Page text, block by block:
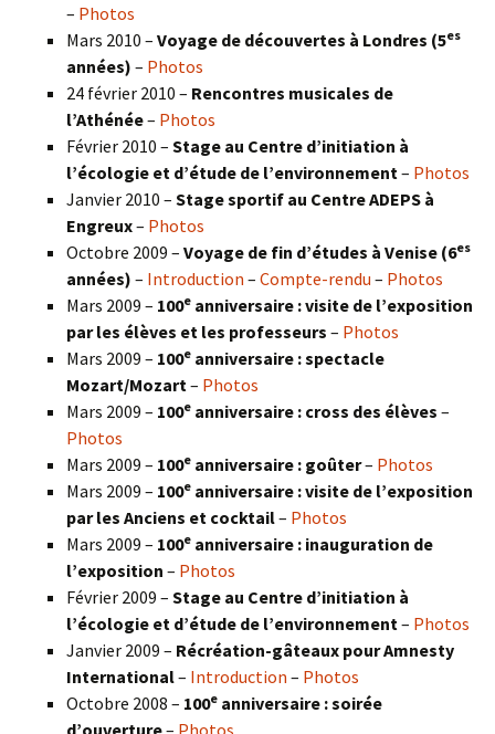
– Photos
Mars 2010 – Voyage de découvertes à Londres (5es
années) – Photos
24 février 2010 – Rencontres musicales de
l’Athénée– Photos
Février 2010 – Stage au Centre d’initiation à
l’écologie et d’étude de l’environnement – Photos
Janvier 2010 – Stage sportif au Centre ADEPS à
Engreux– Photos
Octobre 2009 – Voyage de fin d’études à Venise (6es
années) – Introduction – Compte-rendu – Photos
Mars 2009 – 100e anniversaire : visite de l’exposition
par les élèves et les professeurs – Photos
Mars 2009 – 100e anniversaire : spectacle
Mozart/Mozart – Photos
Mars 2009 – 100e anniversaire : cross des élèves –
Photos
Mars 2009 – 100e anniversaire : goûter– Photos
Mars 2009 – 100e anniversaire : visite de l’exposition
par les Anciens et cocktail– Photos
Mars 2009 – 100e anniversaire : inauguration de
l’exposition – Photos
Février 2009 – Stage au Centre d’initiation à
l’écologie et d’étude de l’environnement – Photos
Janvier 2009 – Récréation-gâteaux pour Amnesty
International– Introduction – Photos
Octobre 2008 – 100e anniversaire : soirée
d’ouverture– Photos